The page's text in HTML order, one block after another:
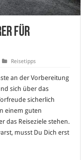
für
Reisetipps
an der Vorbereitung
sich über das
sicherlich
einem guten
das Reiseziele stehen.
musst Du Dich erst